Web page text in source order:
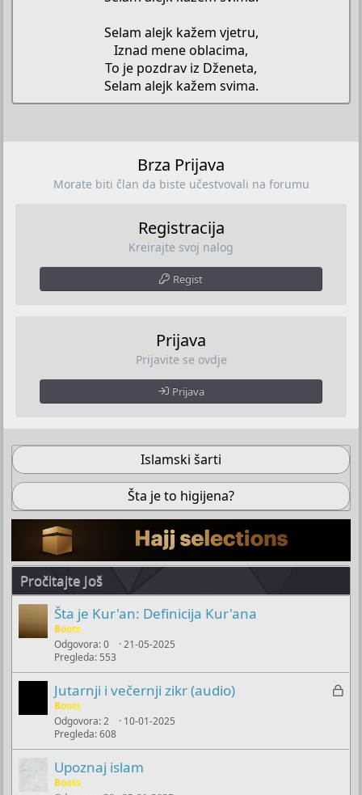
Selam alejk kažem vjetru,
Iznad mene oblacima,
To je pozdrav iz Dženeta,
Selam alejk kažem svima.​
Brza Prijava
Morate biti član da biste učestvovali na forumu
Registracija
Kreirajte svoj nalog
Regist
Prijava
Prijavite se ovdje
Prijava
Islamski šarti
Šta je to higijena?
Pročitajte Još
Šta je Kur'an: Definicija Kur'ana
Boots
Odgovora 0
Pregleda 553
21-05-2025
Z
Jutarnji i večernji zikr (audio)
Boots
Odgovora 2
Pregleda 608
10-01-2025
Upoznaj islam
Boots